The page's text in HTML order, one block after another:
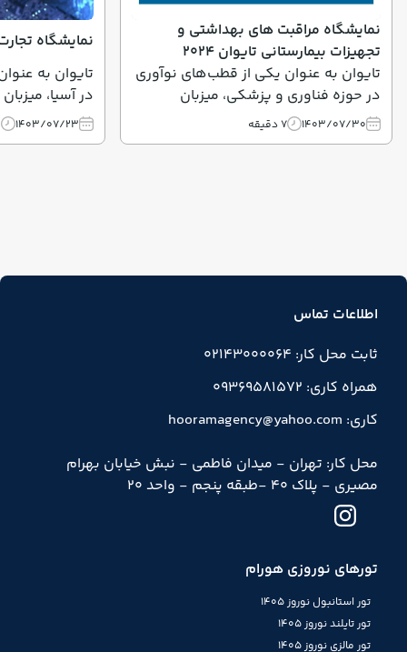
نمایشگاه مراقبت های بهداشتی و
تجهیزات بیمارستانی تایوان 2024
تایوان به عنوان یکی از قطب‌های نوآوری
در حوزه فناوری و پزشکی، میزبان
نمایشگاه‌های متعدد و بزرگی در زمینه
تجهیزات پزشکی و مراقبت‌های بهداشتی
1403/07/30 7 دقیقه
نمایشگاه تجارت
تایوان به
در آسیا،
مهمی در حوزه
1403/07/23
اطلاعات تماس
ثابت محل کار: 02143000064
همراه کاری: 09369581572
کاری: hooramagency@yahoo.com
محل کار: تهران - میدان فاطمی - نبش خیابان بهرام
مصیری - پلاک 40 -طبقه پنجم - واحد 20
تورهای نوروزی هورام
تور استانبول نوروز 1405
تور تایلند نوروز 1405
تور مالزی نوروز 1405